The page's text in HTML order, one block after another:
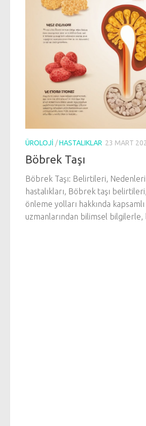
ÜROLOJI /HASTALIKLAR 23 MART
Böbrek Taşı
Böbrek Taşı: Belirtileri,
hastalıkları, Böbrek taşı
önleme yolları hakkında
uzmanlarından bilimsel bilgilerle,